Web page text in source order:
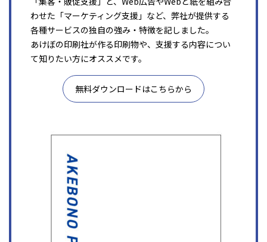
わせた「マーケティング支援」など、弊社が提供する
各種サービスの独自の強み・特徴を記しました。
あけぼの印刷社が作る印刷物や、支援する内容につい
て知りたい方にオススメです。
無料ダウンロードはこちらから